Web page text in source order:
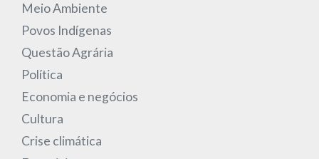
Meio Ambiente
Povos Indígenas
Questão Agrária
Política
Economia e negócios
Cultura
Crise climática